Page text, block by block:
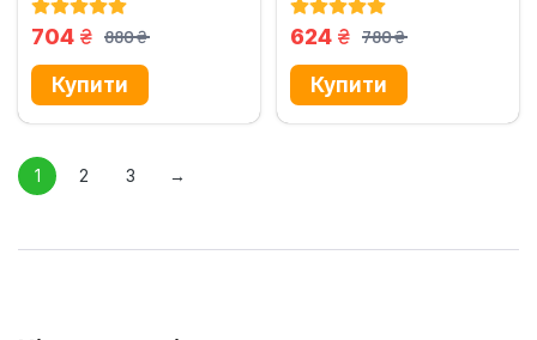
880
грн.
704 грн. 780
грн.
624 грн.
1 2 3 →